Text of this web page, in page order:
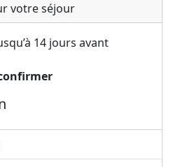
votre séjour
14 jours avant